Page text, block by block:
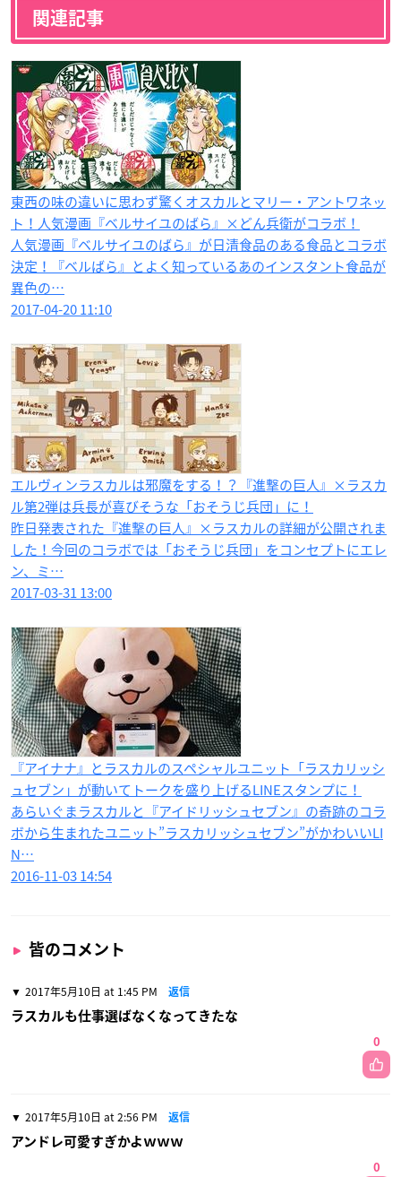
関連記事
東西の味の違いに思わず驚くオスカルとマリー・アントワネッ
ト！人気漫画『ベルサイユのばら』×どん兵衛がコラボ！
人気漫画『ベルサイユのばら』が日清食品のある食品とコラボ
決定！『ベルばら』とよく知っているあのインスタント食品が
異色の…
2017-04-20 11:10
エルヴィンラスカルは邪魔をする！？『進撃の巨人』×ラスカ
ル第2弾は兵長が喜びそうな「おそうじ兵団」に！
昨日発表された『進撃の巨人』×ラスカルの詳細が公開されま
した！今回のコラボでは「おそうじ兵団」をコンセプトにエレ
ン、ミ…
2017-03-31 13:00
『アイナナ』とラスカルのスペシャルユニット「ラスカリッシ
ュセブン」が動いてトークを盛り上げるLINEスタンプに！
あらいぐまラスカルと『アイドリッシュセブン』の奇跡のコラ
ボから生まれたユニット”ラスカリッシュセブン”がかわいいLI
N…
2016-11-03 14:54
皆のコメント
2017年5月10日 at 1:45 PM 返信
ラスカルも仕事選ばなくなってきたな
0
2017年5月10日 at 2:56 PM 返信
アンドレ可愛すぎかよｗｗｗ
0